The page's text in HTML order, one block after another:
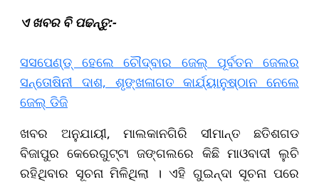
ଏ ଖବର ବି ପଢନ୍ତୁ:-
ସସପେଣ୍ଡ୍ ହେଲେ ଚୌଦ୍ବାର ଜେଲ୍‌ ପୂର୍ବତନ ଜେଲର
ସନ୍ତୋଷିନୀ ଦାଶ, ଶୃଙ୍ଖଳାଗତ କାର୍ଯ୍ୟାନୁଷ୍ଠାନ ନେଲେ
ଜେଲ୍ ଡିଜି
ଖବର ଅନୁଯାୟୀ, ମାଲକାନଗିରି ସୀମାନ୍ତ ଛତିଶଗଡ
ବିଜାପୁର କେରେଗୁଟ୍ଟା ଜଙ୍ଗଲରେ କିଛି ମାଓବାଦୀ ଲୁଚି
ରହିଥିବାର ସୂଚନା ମିଳିଥିଲା । ଏହି ଗୁଇନ୍ଦା ସୂଚନା ପରେ